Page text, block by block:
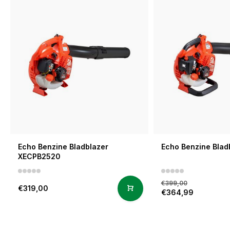
Echo Benzine Bladblazer
XECPB2520
€319,00
Echo Benzine
€399,00
€364,99